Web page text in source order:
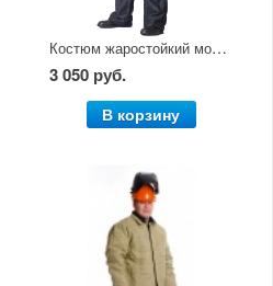
Костюм жаростойкий молескин
3 050 руб.
В корзину